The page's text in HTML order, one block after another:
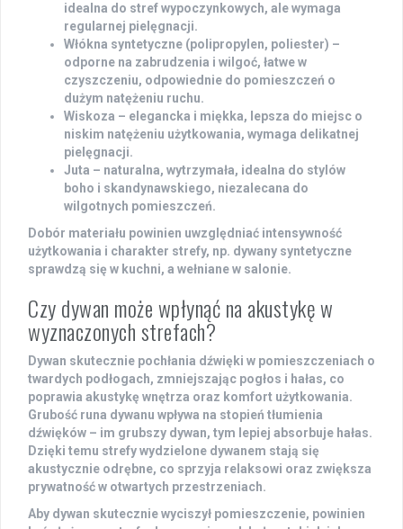
idealna do stref wypoczynkowych, ale wymaga
regularnej pielęgnacji.
Włókna syntetyczne (polipropylen, poliester) –
odporne na zabrudzenia i wilgoć, łatwe w
czyszczeniu, odpowiednie do pomieszczeń o
dużym natężeniu ruchu.
Wiskoza – elegancka i miękka, lepsza do miejsc o
niskim natężeniu użytkowania, wymaga delikatnej
pielęgnacji.
Juta – naturalna, wytrzymała, idealna do stylów
boho i skandynawskiego, niezalecana do
wilgotnych pomieszczeń.
Dobór materiału powinien uwzględniać intensywność
użytkowania i charakter strefy, np. dywany syntetyczne
sprawdzą się w kuchni, a wełniane w salonie.
Czy dywan może wpłynąć na akustykę w
wyznaczonych strefach?
Dywan skutecznie pochłania dźwięki w pomieszczeniach o
twardych podłogach, zmniejszając pogłos i hałas, co
poprawia akustykę wnętrza oraz komfort użytkowania.
Grubość runa dywanu wpływa na stopień tłumienia
dźwięków – im grubszy dywan, tym lepiej absorbuje hałas.
Dzięki temu strefy wydzielone dywanem stają się
akustycznie odrębne, co sprzyja relaksowi oraz zwiększa
prywatność w otwartych przestrzeniach.
Aby dywan skutecznie wyciszył pomieszczenie, powinien